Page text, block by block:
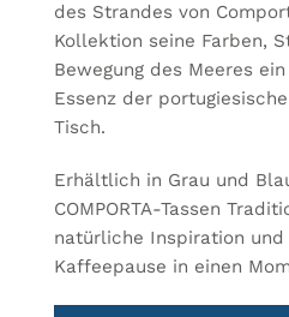
des Strandes von
Kollektion seine Farben,
Bewegung des Meeres
Essenz der
Tisch.
Erhältlich in Grau und
COMPORTA-Tassen
natürliche Inspiration
Kaffeepause in einen